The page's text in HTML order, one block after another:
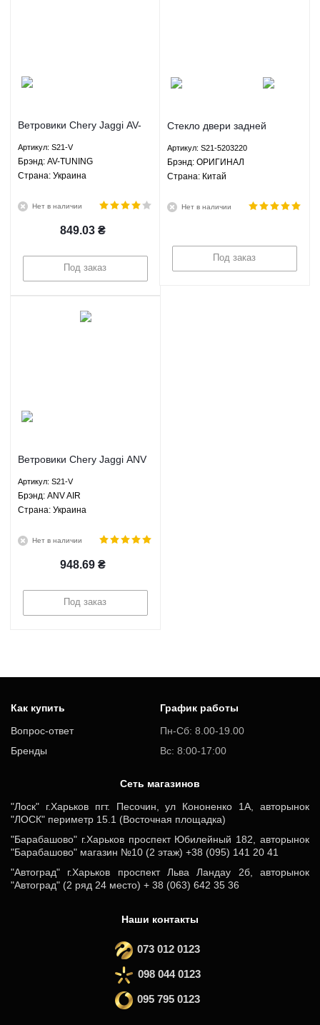
Ветровики Chery Jaggi AV-
Артикул: S21-V
Брэнд: AV-TUNING
Страна: Украина
Нет в наличии
849.03 ₴
Под заказ
Стекло двери задней
Jaggi ОРИГИНАЛ S21-
5203220
Артикул: S21-5203220
Брэнд: ОРИГИНАЛ
Страна: Китай
Нет в наличии
Под заказ
Ветровики Chery Jaggi ANV
Артикул: S21-V
Брэнд: ANV AIR
Страна: Украина
Нет в наличии
948.69 ₴
Под заказ
Как купить
Вопрос-ответ
Бренды
График работы
Пн-Сб: 8.00-19.00
Вс: 8:00-17:00
Cеть магазинов
"Лоск" г.Харьков пгт. Песочин, ул Кононенко 1А, авторынок
"ЛОСК" периметр 15.1 (Восточная площадка)
"Барабашово" г.Харьков проспект Юбилейный 182, авторынок
"Барабашово" магазин №10 (2 этаж) +38 (095) 141 20 41
"Автоград" г.Харьков проспект Льва Ландау 2б, авторынок
"Автоград" (2 ряд 24 место) + 38 (063) 642 35 36
Наши контакты
073 012 0123
098 044 0123
095 795 0123